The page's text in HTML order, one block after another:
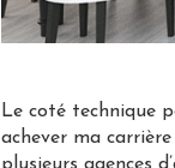
Le coté technique
achever ma